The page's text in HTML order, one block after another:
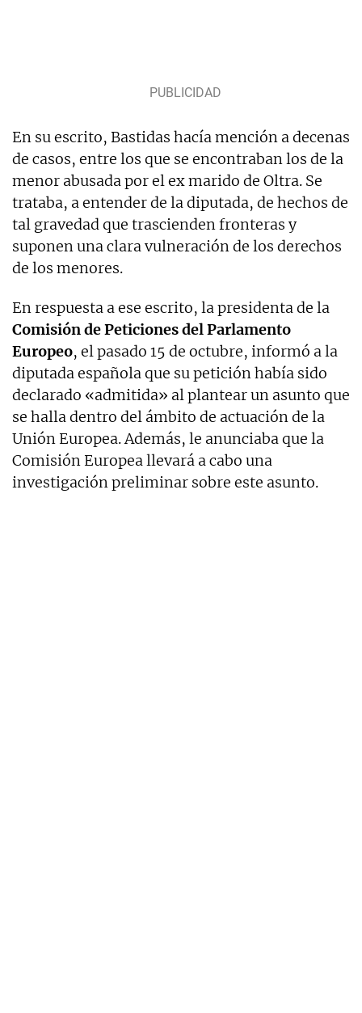
En su escrito, Bastidas hacía mención a decenas
de casos, entre los que se encontraban los de la
menor abusada por el ex marido de Oltra. Se
trataba, a entender de la diputada, de hechos de
tal gravedad que trascienden fronteras y
suponen una clara vulneración de los derechos
de los menores.
En respuesta a ese escrito, la presidenta de la
Comisión de Peticiones del Parlamento
Europeo, el pasado 15 de octubre, informó a la
diputada española que su petición había sido
declarado «admitida» al plantear un asunto que
se halla dentro del ámbito de actuación de la
Unión Europea. Además, le anunciaba que la
Comisión Europea llevará a cabo una
investigación preliminar sobre este asunto.